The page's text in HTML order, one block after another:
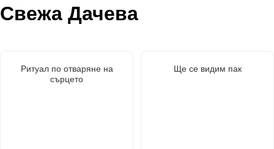
Свежа Дачева
Ритуал по отваряне на
сърцето
Ще се видим пак